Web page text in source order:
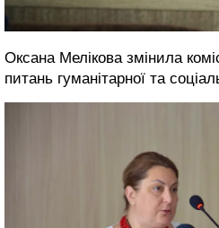
Оксана Мелікова змінила
питань гуманітарної та